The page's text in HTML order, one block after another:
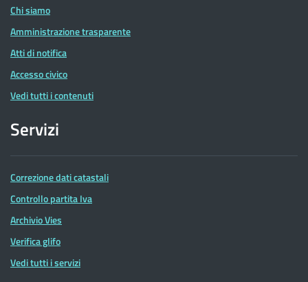
Chi siamo
Amministrazione trasparente
Atti di notifica
Accesso civico
Vedi tutti i contenuti
Servizi
Correzione dati catastali
Controllo partita Iva
Archivio Vies
Verifica glifo
Vedi tutti i servizi